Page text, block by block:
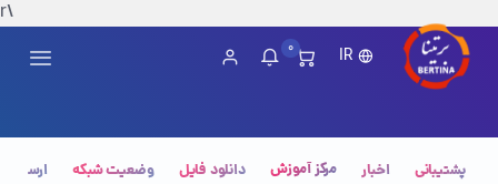
\r
IR
0
پشتیبانی اخبار مرکز آموزش دانلود فایل وضعیت شبکه ارسال